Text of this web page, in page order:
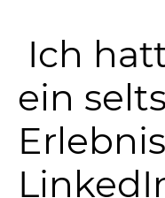
Ich
ein